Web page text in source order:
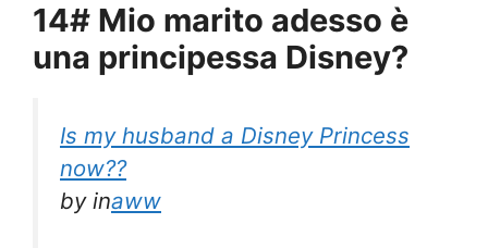
14# Mio marito adesso è
una principessa Disney?
Is my husband a Disney Princess
now??
byinaww